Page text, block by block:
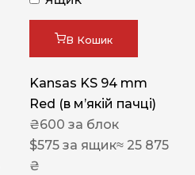
В Кошик
Kansas KS 94 mm
Red (в мʼякій пачці)
₴600 за блок
$575 за ящик≈ 25 875
₴